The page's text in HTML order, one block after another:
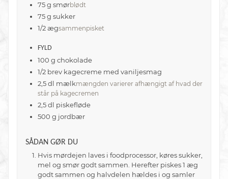
75g smørblødt
75g sukker
1/2ægsammenpisket
FYLD
100 g chokolade
1/2 brev kagecreme med vaniljesmag
2,5dl mælkmængden varierer afhængigt af hvad der
står på kagecremen
2,5dl piskefløde
500 g jordbær
SÅDAN GØR DU
Hvis mørdejen laves i foodprocessor, køres sukker,
mel og smør godt sammen. Herefter piskes 1 æg
godt sammen og halvdelen hældes i og samler